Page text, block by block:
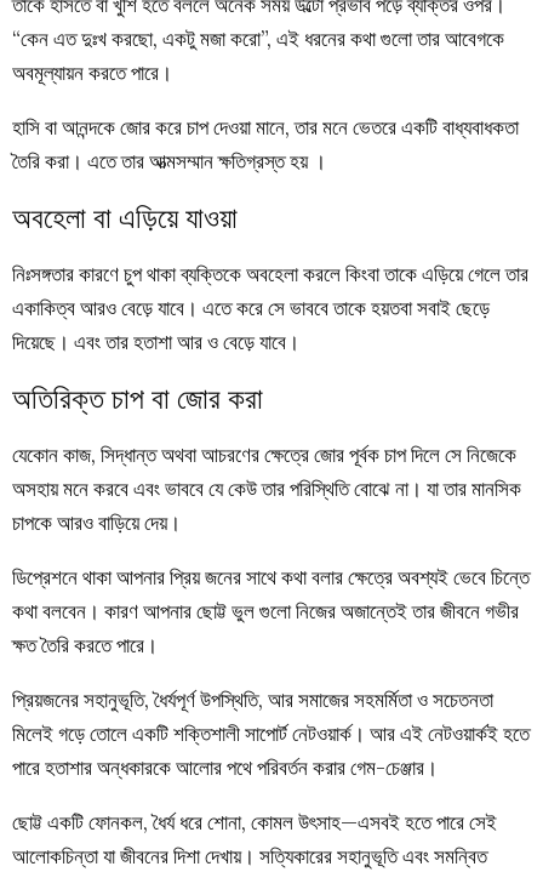
“কেন এত দুঃখ করছো, একটু মজা করো”, এই ধরনের কথা গুলো তার আবেগকে
অবমূল্যায়ন করতে পারে।
হাসি বা আনন্দকে জোর করে চাপ দেওয়া মানে, তার মনে ভেতরে একটি বাধ্যবাধকতা
তৈরি করা। এতে তার আত্মসম্মান ক্ষতিগ্রস্ত হয় ।
অবহেলা বা এড়িয়ে যাওয়া
নিঃসঙ্গতার কারণে চুপ থাকা ব্যক্তিকে অবহেলা করলে কিংবা তাকে এড়িয়ে গেলে তার
একাকিত্ব আরও বেড়ে যাবে। এতে করে সে ভাববে তাকে হয়তবা সবাই ছেড়ে
দিয়েছে। এবং তার হতাশা আর ও বেড়ে যাবে।
অতিরিক্ত চাপ বা জোর করা
যেকোন কাজ, সিদ্ধান্ত অথবা আচরণের ক্ষেত্রে জোর পূর্বক চাপ দিলে সে নিজেকে
অসহায় মনে করবে এবং ভাববে যে কেউ তার পরিস্থিতি বোঝে না। যা তার মানসিক
চাপকে আরও বাড়িয়ে দেয়।
ডিপ্রেশনে থাকা আপনার প্রিয় জনের সাথে কথা বলার ক্ষেত্রে অবশ্যই ভেবে চিন্তে
কথা বলবেন। কারণ আপনার ছোট্ট ভুল গুলো নিজের অজান্তেই তার জীবনে গভীর
ক্ষত তৈরি করতে পারে।
প্রিয়জনের সহানুভূতি, ধৈর্যপূর্ণ উপস্থিতি, আর সমাজের সহমর্মিতা ও সচেতনতা
মিলেই গড়ে তোলে একটি শক্তিশালী সাপোর্ট নেটওয়ার্ক। আর এই নেটওয়ার্কই হতে
পারে হতাশার অন্ধকারকে আলোর পথে পরিবর্তন করার গেম-চেঞ্জার।
ছোট্ট একটি ফোনকল, ধৈর্য ধরে শোনা, কোমল উৎসাহ—এসবই হতে পারে সেই
আলোকচিন্তা যা জীবনের দিশা দেখায়। সত্যিকারের সহানুভূতি এবং সমন্বিত